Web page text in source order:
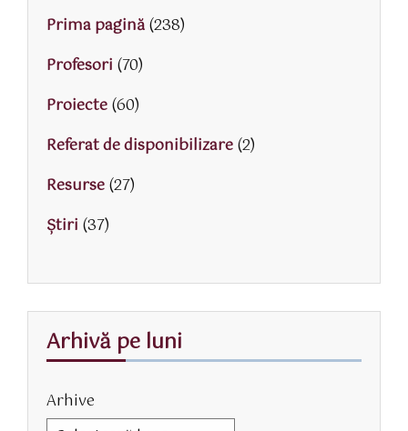
Prima pagină(238)
Profesori (70)
Proiecte(60)
Referat de disponibilizare(2)
Resurse(27)
Știri (37)
Arhivă pe luni
Arhive